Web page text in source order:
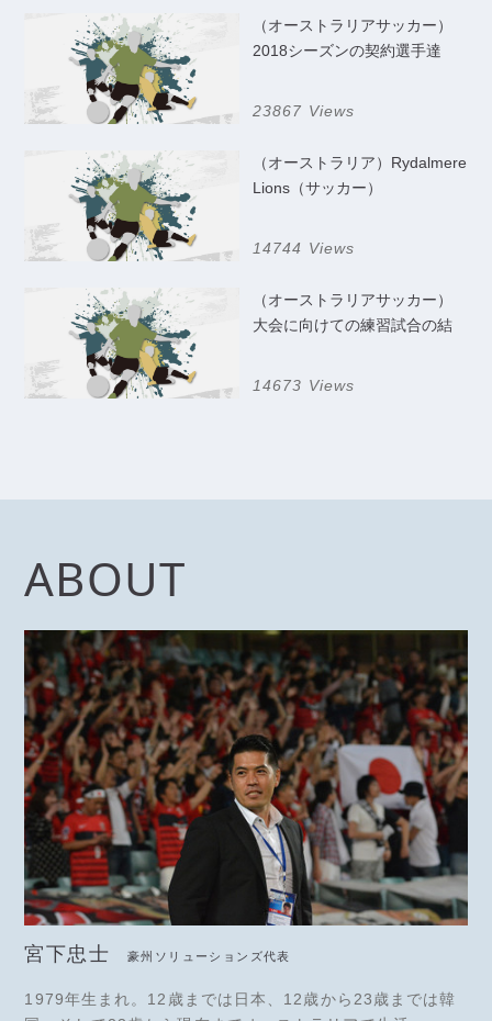
（オーストラリアサッカー）
2018シーズンの契約選手達
23867 Views
（オーストラリア）Rydalmere
Lions（サッカー）
14744 Views
（オーストラリアサッカー）
大会に向けての練習試合の結
14673 Views
ABOUT
宮下忠士 豪州ソリューションズ代表
1979年生まれ。12歳までは日本、12歳から23歳までは韓